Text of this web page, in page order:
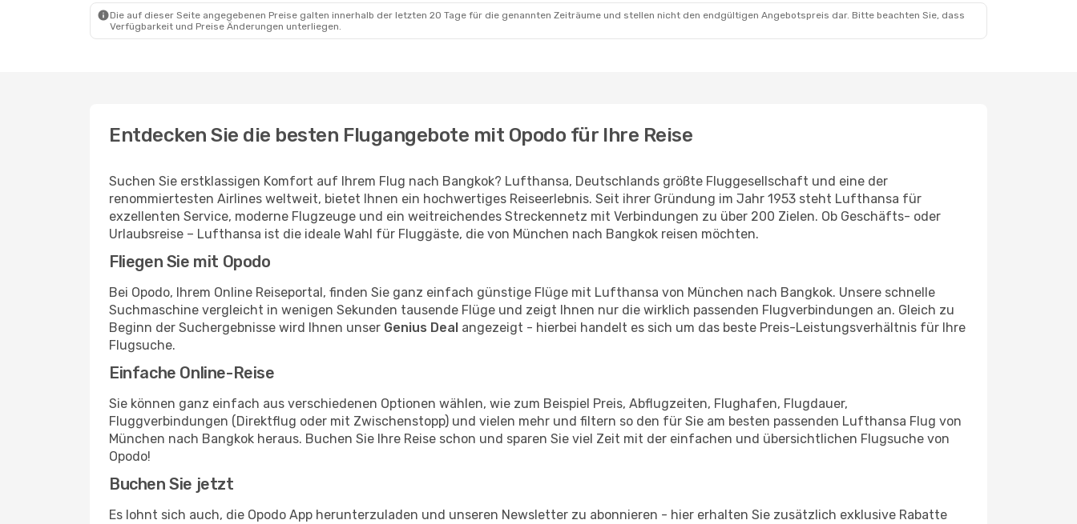
Die auf dieser Seite angegebenen Preise galten innerhalb der letzten 20 Tage für die genannten Zeiträume und stellen nicht den endgültigen Angebotspreis dar. Bitte beachten Sie, dass
Verfügbarkeit und Preise Änderungen unterliegen.
Entdecken Sie die besten Flugangebote mit Opodo für Ihre Reise
Suchen Sie erstklassigen Komfort auf Ihrem Flug nach Bangkok? Lufthansa, Deutschlands größte Fluggesellschaft und eine der
renommiertesten Airlines weltweit, bietet Ihnen ein hochwertiges Reiseerlebnis. Seit ihrer Gründung im Jahr 1953 steht Lufthansa für
exzellenten Service, moderne Flugzeuge und ein weitreichendes Streckennetz mit Verbindungen zu über 200 Zielen. Ob Geschäfts- oder
Urlaubsreise – Lufthansa ist die ideale Wahl für Fluggäste, die von München nach Bangkok reisen möchten.
Fliegen Sie mit Opodo
Bei Opodo, Ihrem Online Reiseportal, finden Sie ganz einfach günstige Flüge mit Lufthansa von München nach Bangkok. Unsere schnelle
Suchmaschine vergleicht in wenigen Sekunden tausende Flüge und zeigt Ihnen nur die wirklich passenden Flugverbindungen an. Gleich zu
Beginn der Suchergebnisse wird Ihnen unser Genius Deal angezeigt - hierbei handelt es sich um das beste Preis-Leistungsverhältnis für Ihre
Flugsuche.
Einfache Online-Reise
Sie können ganz einfach aus verschiedenen Optionen wählen, wie zum Beispiel Preis, Abflugzeiten, Flughafen, Flugdauer,
Fluggverbindungen (Direktflug oder mit Zwischenstopp) und vielen mehr und filtern so den für Sie am besten passenden Lufthansa Flug von
München nach Bangkok heraus. Buchen Sie Ihre Reise schon und sparen Sie viel Zeit mit der einfachen und übersichtlichen Flugsuche von
Opodo!
Buchen Sie jetzt
Es lohnt sich auch, die Opodo App herunterzuladen und unseren Newsletter zu abonnieren - hier erhalten Sie zusätzlich exklusive Rabatte